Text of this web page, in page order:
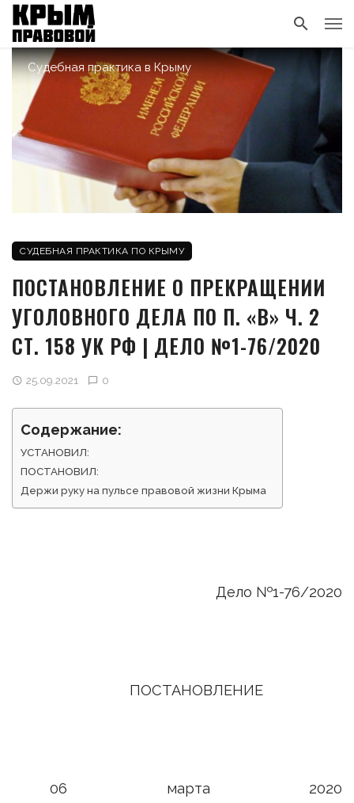
Судебная практика в Крыму
СУДЕБНАЯ ПРАКТИКА ПО КРЫМУ
ПОСТАНОВЛЕНИЕ О ПРЕКРАЩЕНИИ
УГОЛОВНОГО ДЕЛА ПО П. «В» Ч. 2
СТ. 158 УК РФ | ДЕЛО №1-76/2020
25.09.2021 0
Содержание:
УСТАНОВИЛ:
ПОСТАНОВИЛ:
Держи руку на пульсе правовой жизни Крыма
Дело №1-76/2020
ПОСТАНОВЛЕНИЕ
06 марта 2020